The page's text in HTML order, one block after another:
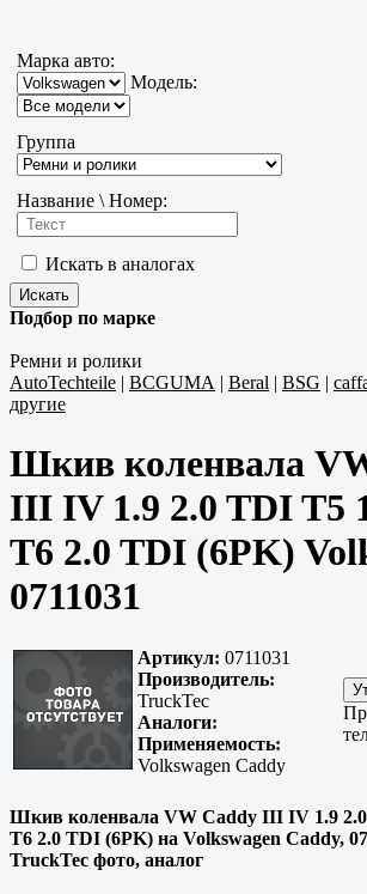
Марка авто:
Модель:
Группа
Название \ Номер:
Искать в аналогах
Подбор по марке
Ремни и ролики
AutoTechteile | BCGUMA | Beral | BSG |
другие
Шкив коленвала
III IV 1.9 2.0 TDI T5
T6 2.0 TDI (6PK)
0711031
Артикул: 0711031
Производитель:
TruckTec
Аналоги:
Применяемость:
Volkswagen Caddy
Шкив коленвала VW Caddy III IV 1.9
T6 2.0 TDI (6PK) на Volkswagen Caddy,
TruckTec фото, аналог